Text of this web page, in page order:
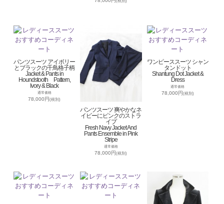
(税別)
パンツスーツ アイボリー
とブラックの千鳥格子柄
Jacket & Pants in
Houndstooth Pattern,
Ivory & Black
通常価格
78,000円(税別)
パンツスーツ 爽やかなネ
イビーにピンクのストラ
イプ
Fresh Navy Jacket And
Pants Ensemble in Pink
Stripe
通常価格
78,000円(税別)
ワンピーススーツ シャン
タンドット
Shantung Dot Jacket &
Dress
通常価格
78,000円(税別)